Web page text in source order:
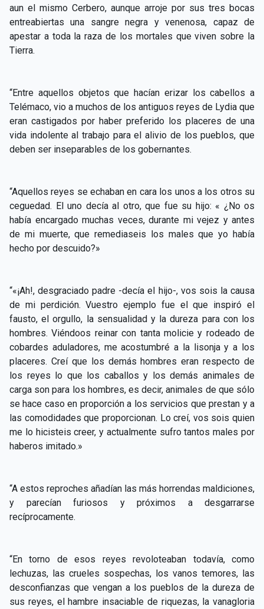
aun el mismo Cerbero, aunque arroje por sus tres bocas
entreabiertas una sangre negra y venenosa, capaz de
apestar a toda la raza de los mortales que viven sobre la
Tierra.
“Entre aquellos objetos que hacían erizar los cabellos a
Telémaco, vio a muchos de los antiguos reyes de Lydia que
eran castigados por haber preferido los placeres de una
vida indolente al trabajo para el alivio de los pueblos, que
deben ser inseparables de los gobernantes.
“Aquellos reyes se echaban en cara los unos a los otros su
ceguedad. El uno decía al otro, que fue su hijo: « ¿No os
había encargado muchas veces, durante mi vejez y antes
de mi muerte, que remediaseis los males que yo había
hecho por descuido?»
“«¡Ah!, desgraciado padre -decía el hijo-, vos sois la causa
de mi perdición. Vuestro ejemplo fue el que inspiró el
fausto, el orgullo, la sensualidad y la dureza para con los
hombres. Viéndoos reinar con tanta molicie y rodeado de
cobardes aduladores, me acostumbré a la lisonja y a los
placeres. Creí que los demás hombres eran respecto de
los reyes lo que los caballos y los demás animales de
carga son para los hombres, es decir, animales de que sólo
se hace caso en proporción a los servicios que prestan y a
las comodidades que proporcionan. Lo creí, vos sois quien
me lo hicisteis creer, y actualmente sufro tantos males por
haberos imitado.»
“A estos reproches añadían las más horrendas maldiciones,
y parecían furiosos y próximos a desgarrarse
recíprocamente.
“En torno de esos reyes revoloteaban todavía, como
lechuzas, las crueles sospechas, los vanos temores, las
desconfianzas que vengan a los pueblos de la dureza de
sus reyes, el hambre insaciable de riquezas, la vanagloria